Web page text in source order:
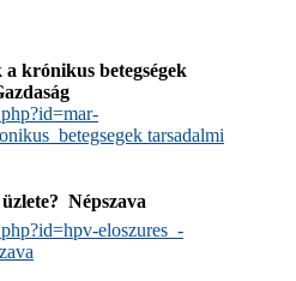
krónikus betegségek
tarsadalmi
 Népszava
eloszures_-